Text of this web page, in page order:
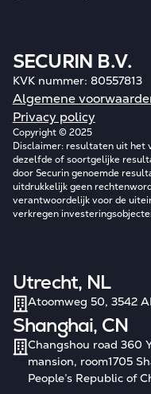
SECURIN B.V.
KVK nummer: 80557813
Algemene
Privacy policy
Copyright © 2025
Disclaimer: resultaten uit het
dezelfde of soortgelijke
door Securin genoemde
uitdrukkelijk geen
verantwoordelijk voor de
verkregen
Utrecht, NL
Atoomweg 50, 3542
Shanghai, CN
Changshou road 360
mansion, room1705
People’s Republic of